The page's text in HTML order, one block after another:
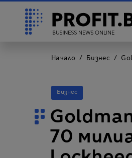
Начало Бизнес
Бизнес
70